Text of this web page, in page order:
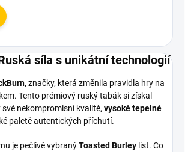
síla s unikátní technologií
, značky, která změnila pravidla hry na
Tento prémiový ruský tabák si získal
nekompromisní kvalitě, vysoké tepelné
paletě autentických příchutí.
je pečlivě vybranýToasted Burley list. Co